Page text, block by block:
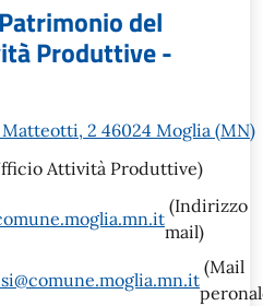
del
Produttive -
Matteotti, 2 46024 Moglia (MN)
Attività Produttive)
(Indirizzo
mail)
(Mail